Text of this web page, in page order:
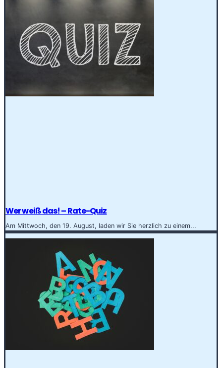
Wer weiß das! – Rate-Quiz
Am Mittwoch, den 19. August, laden wir Sie herzlich zu einem...